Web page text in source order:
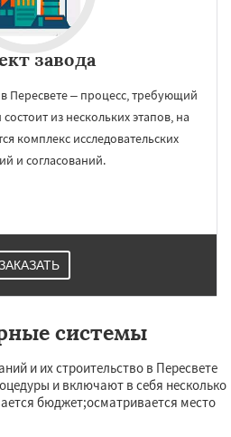
завода
Пересвете – процесс, требующий
из нескольких этапов, на
комплекс исследовательских
и согласований.
системы
и их строительство в Пересвете
и включают в себя несколько
бюджет;осматривается место